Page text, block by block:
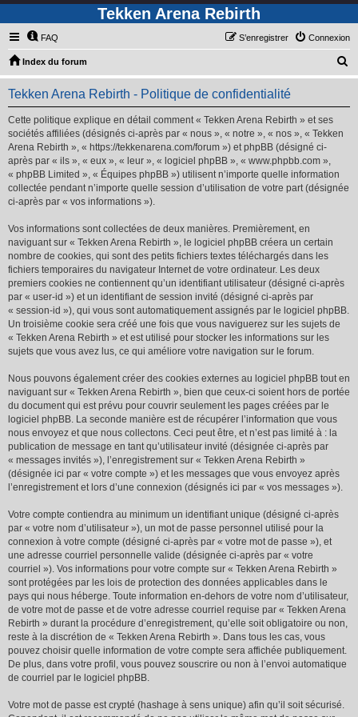
Tekken Arena Rebirth
FAQ Connexion
S’enregistrer
Index du forum
e
Tekken Arena Rebirth - Politique de confidentialité
Cette politique explique en détail comment « Tekken Arena Rebirth » et ses
sociétés affiliées (désignés ci-après par « nous », « notre », « nos », « Tekken
Arena Rebirth », « https://tekkenarena.com/forum ») et phpBB (désigné ci-
après par « ils », « eux », « leur », « logiciel phpBB », « www.phpbb.com »,
« phpBB Limited », « Équipes phpBB ») utilisent n’importe quelle information
collectée pendant n’importe quelle session d’utilisation de votre part (désignée
ci-après par « vos informations »).
Vos informations sont collectées de deux manières. Premièrement, en
naviguant sur « Tekken Arena Rebirth », le logiciel phpBB créera un certain
nombre de cookies, qui sont des petits fichiers textes téléchargés dans les
fichiers temporaires du navigateur Internet de votre ordinateur. Les deux
premiers cookies ne contiennent qu’un identifiant utilisateur (désigné ci-après
par « user-id ») et un identifiant de session invité (désigné ci-après par
« session-id »), qui vous sont automatiquement assignés par le logiciel phpBB.
Un troisième cookie sera créé une fois que vous naviguerez sur les sujets de
« Tekken Arena Rebirth » et est utilisé pour stocker les informations sur les
sujets que vous avez lus, ce qui améliore votre navigation sur le forum.
Nous pouvons également créer des cookies externes au logiciel phpBB tout en
naviguant sur « Tekken Arena Rebirth », bien que ceux-ci soient hors de portée
du document qui est prévu pour couvrir seulement les pages créées par le
logiciel phpBB. La seconde manière est de récupérer l’information que vous
nous envoyez et que nous collectons. Ceci peut être, et n’est pas limité à : la
publication de message en tant qu’utilisateur invité (désignée ci-après par
« messages invités »), l’enregistrement sur « Tekken Arena Rebirth »
(désignée ici par « votre compte ») et les messages que vous envoyez après
l’enregistrement et lors d’une connexion (désignés ici par « vos messages »).
Votre compte contiendra au minimum un identifiant unique (désigné ci-après
par « votre nom d’utilisateur »), un mot de passe personnel utilisé pour la
connexion à votre compte (désigné ci-après par « votre mot de passe »), et
une adresse courriel personnelle valide (désignée ci-après par « votre
courriel »). Vos informations pour votre compte sur « Tekken Arena Rebirth »
sont protégées par les lois de protection des données applicables dans le
pays qui nous héberge. Toute information en-dehors de votre nom d’utilisateur,
de votre mot de passe et de votre adresse courriel requise par « Tekken Arena
Rebirth » durant la procédure d’enregistrement, qu’elle soit obligatoire ou non,
reste à la discrétion de « Tekken Arena Rebirth ». Dans tous les cas, vous
pouvez choisir quelle information de votre compte sera affichée publiquement.
De plus, dans votre profil, vous pouvez souscrire ou non à l’envoi automatique
de courriel par le logiciel phpBB.
Votre mot de passe est crypté (hashage à sens unique) afin qu’il soit sécurisé.